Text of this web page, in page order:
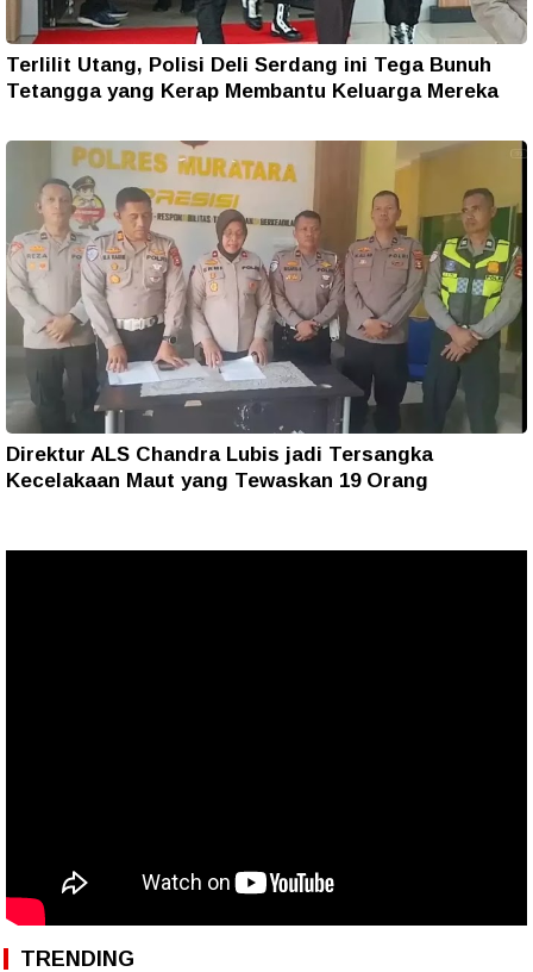
Terlilit Utang, Polisi Deli Serdang ini Tega Bunuh
Tetangga yang Kerap Membantu Keluarga Mereka
Direktur ALS Chandra Lubis jadi Tersangka
Kecelakaan Maut yang Tewaskan 19 Orang
TRENDING